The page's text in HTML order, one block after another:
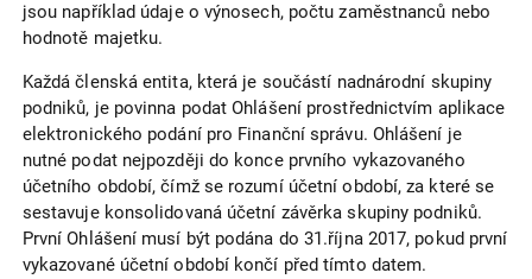
jsou například údaje o výnosech, počtu zaměstnanců nebo
hodnotě majetku.
Každá členská entita, která je součástí nadnárodní skupiny
podniků, je povinna podat Ohlášení prostřednictvím aplikace
elektronického podání pro Finanční správu. Ohlášení je
nutné podat nejpozději do konce prvního vykazovaného
účetního období, čímž se rozumí účetní období, za které se
sestavuje konsolidovaná účetní závěrka skupiny podniků.
První Ohlášení musí být podána do 31.října 2017, pokud první
vykazované účetní období končí před tímto datem.